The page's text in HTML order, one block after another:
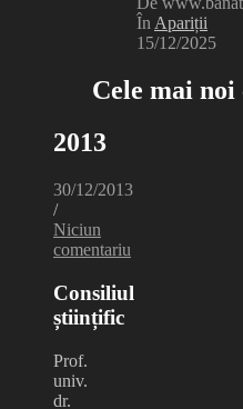
ÎnApariții
15/12/2025
Cele mai
2013
30/12/2013
/
Niciun
comentariu
Consiliul
științific
Prof.
univ.
dr.